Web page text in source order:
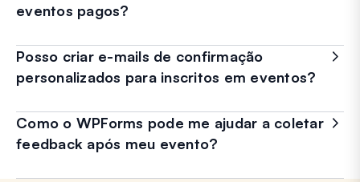
eventos pagos?
Posso criar e-mails de confirmação
personalizados para inscritos em eventos?
Como o WPForms pode me ajudar a coletar
feedback após meu evento?